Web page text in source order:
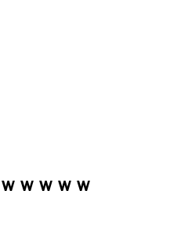
ｗｗｗｗ